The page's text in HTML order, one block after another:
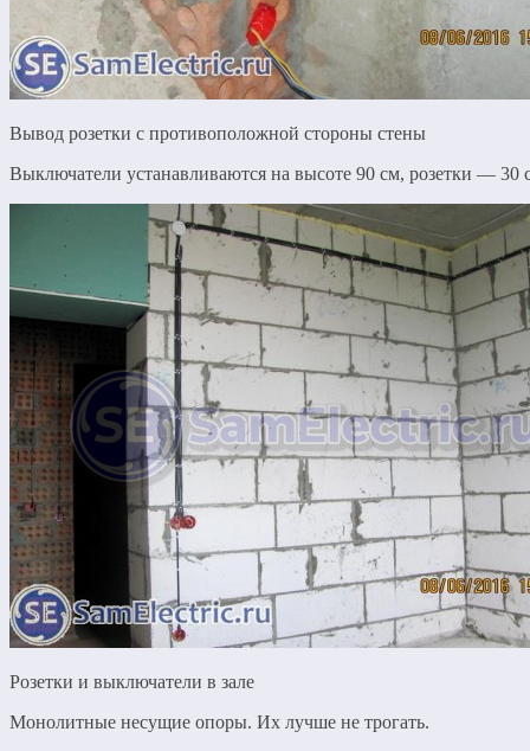
Вывод розетки с противоположной стороны стены
Выключатели устанавливаются на высоте 90 см, розетки — 30
Розетки и выключатели в зале
Монолитные несущие опоры. Их лучше не трогать.